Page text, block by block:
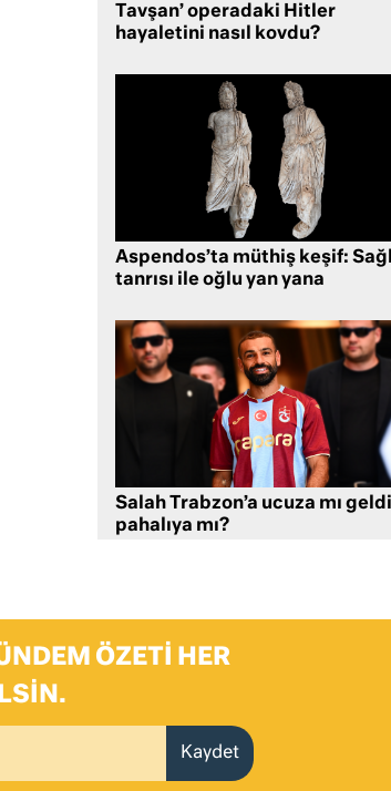
Tavşan’ operadaki Hitler
hayaletini nasıl kovdu?
Aspendos’ta müthiş keşif:
tanrısı ile oğlu yan yana
Salah Trabzon’a ucuza mı
pahalıya mı?
ÖZETI HER
Kaydet